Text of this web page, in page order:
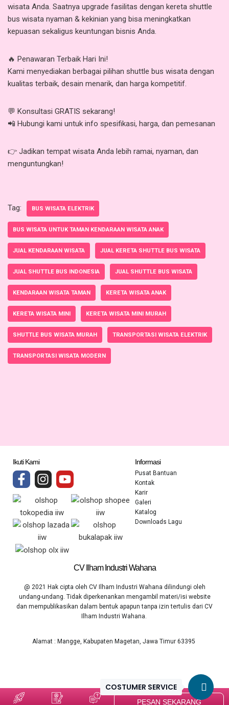
wisata Anda. Saatnya upgrade fasilitas dengan kereta shuttle
bus wisata nyaman & kekinian yang bisa meningkatkan
kepuasan sekaligus keuntungan bisnis Anda.
🔥 Penawaran Terbaik Hari Ini!
Kami menyediakan berbagai pilihan shuttle bus wisata dengan
kualitas terbaik, desain menarik, dan harga kompetitif.
💬 Konsultasi GRATIS sekarang!
📲 Hubungi kami untuk info spesifikasi, harga, dan pemesanan
👉 Jadikan tempat wisata Anda lebih ramai, nyaman, dan
menguntungkan!
Tag: BUS WISATA ELEKTRIK
BUS WISATA UNTUK TAMAN KENDARAAN WISATA ANAK
JUAL KENDARAAN WISATA JUAL KERETA SHUTTLE BUS WISATA
JUAL SHUTTLE BUS INDONESIA JUAL SHUTTLE BUS WISATA
KENDARAAN WISATA TAMAN KERETA WISATA ANAK
KERETA WISATA MINI KERETA WISATA MINI MURAH
SHUTTLE BUS WISATA MURAH TRANSPORTASI WISATA ELEKTRIK
TRANSPORTASI WISATA MODERN
CV Ilham Industri Wahana
@ 2021 Hak cipta oleh CV Ilham Industri Wahana dilindungi oleh
undang-undang. Tidak diperkenankan mengambil materi/isi website
dan mempublikasikan dalam bentuk apapun tanpa izin tertulis dari CV
Ilham Industri Wahana.
Alamat : Mangge, Kabupaten Magetan, Jawa Timur 63395
Informasi
Pusat Bantuan
Kontak
Karir
Galeri
Katalog
Downloads Lagu
Ikuti Kami
PESAN SEKARANG
COSTUMER SERVICE